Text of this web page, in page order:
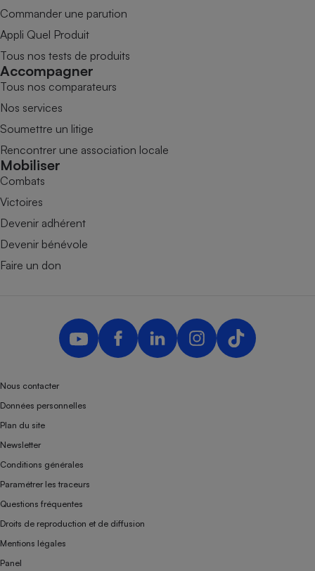
Commander une parution
Appli Quel Produit
Tous nos tests de produits
Accompagner
Tous nos comparateurs
Nos services
Soumettre un litige
Rencontrer une association locale
Mobiliser
Combats
Victoires
Devenir adhérent
Devenir bénévole
Faire un don
Nous contacter
Données personnelles
Plan du site
Newsletter
Conditions générales
Paramétrer les traceurs
Questions fréquentes
Droits de reproduction et de diffusion
Mentions légales
Panel